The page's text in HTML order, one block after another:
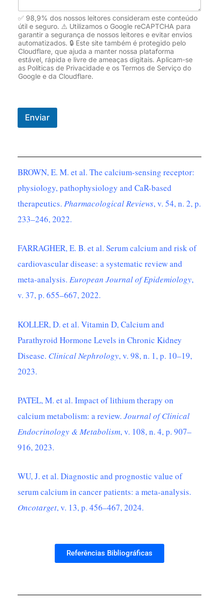
✅ 98,9% dos nossos leitores consideram este conteúdo
útil e seguro. ⚠️ Utilizamos o Google reCAPTCHA para
garantir a segurança de nossos leitores e evitar envios
automatizados. 🔒 Este site também é protegido pelo
Cloudflare, que ajuda a manter nossa plataforma
estável, rápida e livre de ameaças digitais. Aplicam-se
as Políticas de Privacidade e os Termos de Serviço do
Google e da Cloudflare.
Enviar
BROWN, E. M. et al. The calcium-sensing receptor:
physiology, pathophysiology and CaR-based
therapeutics.Pharmacological Reviews, v. 54, n. 2, p.
233–246, 2022.
FARRAGHER, E. B. et al. Serum calcium and risk of
cardiovascular disease: a systematic review and
meta-analysis.European Journal of Epidemiology,
v. 37, p. 655–667, 2022.
KOLLER, D. et al. Vitamin D, Calcium and
Parathyroid Hormone Levels in Chronic Kidney
Disease. Clinical Nephrology, v. 98, n. 1, p. 10–19,
2023.
PATEL, M. et al. Impact of lithium therapy on
calcium metabolism: a review.Journal of Clinical
Endocrinology & Metabolism, v. 108, n. 4, p. 907–
916, 2023.
WU, J. et al. Diagnostic and prognostic value of
serum calcium in cancer patients: a meta-analysis.
Oncotarget, v. 13, p. 456–467, 2024.
Referências Bibliográficas